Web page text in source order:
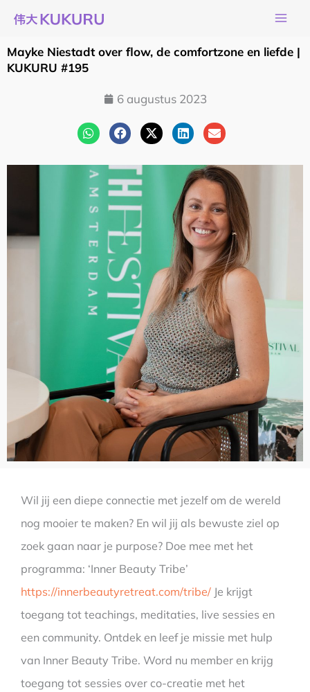
naar
de
inhoud
Mayke Niestadt over flow, de comfortzone en liefde |
KUKURU #195
6 augustus 2023
Wil jij een diepe connectie met jezelf om de wereld
nog mooier te maken? En wil jij als bewuste ziel op
zoek gaan naar je purpose? Doe mee met het
programma: ‘Inner Beauty Tribe’
https://innerbeautyretreat.com/tribe/ Je krijgt
toegang tot teachings, meditaties, live sessies en
een community. Ontdek en leef je missie met hulp
van Inner Beauty Tribe. Word nu member en krijg
toegang tot sessies over co-creatie met het